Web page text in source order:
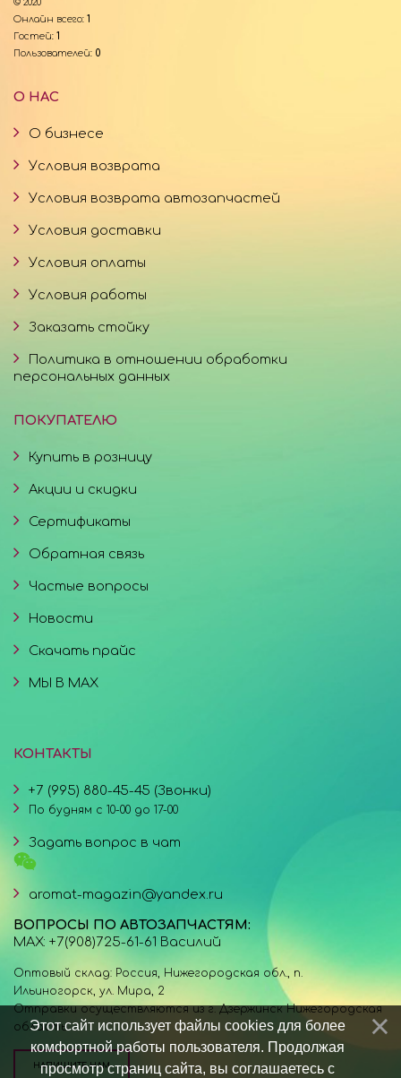
© 2020
Онлайн всего: 1
Гостей: 1
Пользователей: 0
О НАС
О бизнесе
Условия возврата
Условия возврата автозапчастей
Условия доставки
Условия оплаты
Условия работы
Заказать стойку
Политика в отношении обработки
персональных данных
ПОКУПАТЕЛЮ
Купить в розницу
Акции и скидки
Сертификаты
Обратная связь
Частые вопросы
Новости
Скачать прайс
МЫ В MAX
КОНТАКТЫ
+7 (995) 880-45-45 (Звонки)
По будням с 10-00 до 17-00
Задать вопрос в чат
aromat-magazin@yandex.ru
ВОПРОСЫ ПО АВТОЗАПЧАСТЯМ:
MAX: +7(908)725-61-61 Василий
Оптовый склад: Россия, Нижегородская обл., п.
Ильиногорск, ул. Мира, 2
Отправки осуществляются из г. Дзержинск Нижегородская
область.
НАПИШИТЕ НАМ
Этот сайт использует файлы cookies для более
комфортной работы пользователя. Продолжая
просмотр страниц сайта, вы соглашаетесь с